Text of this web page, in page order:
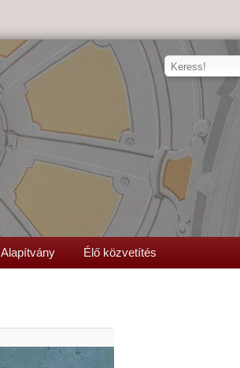
Alapítvány Élő közvetítés